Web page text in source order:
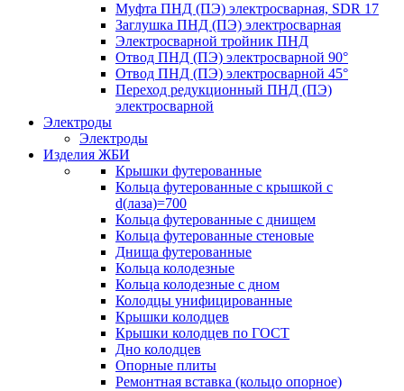
Муфта ПНД (ПЭ) электросварная, SDR 17
Заглушка ПНД (ПЭ) электросварная
Электросварной тройник ПНД
Отвод ПНД (ПЭ) электросварной 90°
Отвод ПНД (ПЭ) электросварной 45°
Переход редукционный ПНД (ПЭ)
электросварной
Электроды
Электроды
Изделия ЖБИ
Крышки футерованные
Кольца футерованные с крышкой с
d(лаза)=700
Кольца футерованные с днищем
Кольца футерованные стеновые
Днища футерованные
Кольца колодезные
Кольца колодезные с дном
Колодцы унифицированные
Крышки колодцев
Крышки колодцев по ГОСТ
Дно колодцев
Опорные плиты
Ремонтная вставка (кольцо опорное)